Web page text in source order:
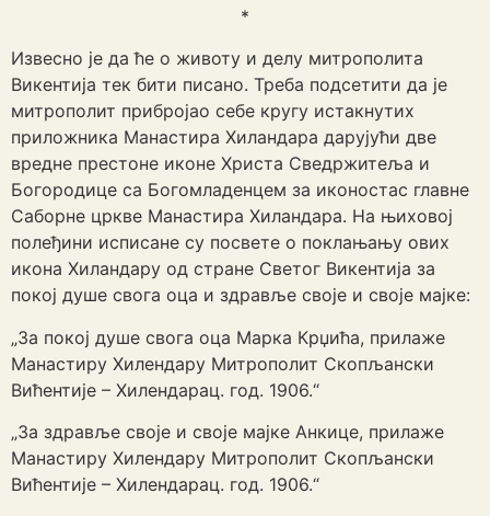
*
Извесно је да ће о животу и делу митрополита
Викентија тек бити писано. Треба подсетити да је
митрополит прибројао себе кругу истакнутих
приложника Манастира Хиландара дарујући две
вредне престоне иконе Христа Сведржитеља и
Богородице са Богомладенцем за иконостас главне
Саборне цркве Манастира Хиландара. На њиховој
полеђини исписане су посвете о поклањању ових
икона Хиландару од стране Светог Викентија за
покој душе свога оца и здравље своје и своје мајке:
„За покој душе свога оца Марка Крџића, прилаже
Манастиру Хилендару Митрополит Скопљански
Вићентије – Хилендарац. год. 1906.“
„За здравље своје и своје мајке Анкице, прилаже
Манастиру Хилендару Митрополит Скопљански
Вићентије – Хилендарац. год. 1906.“